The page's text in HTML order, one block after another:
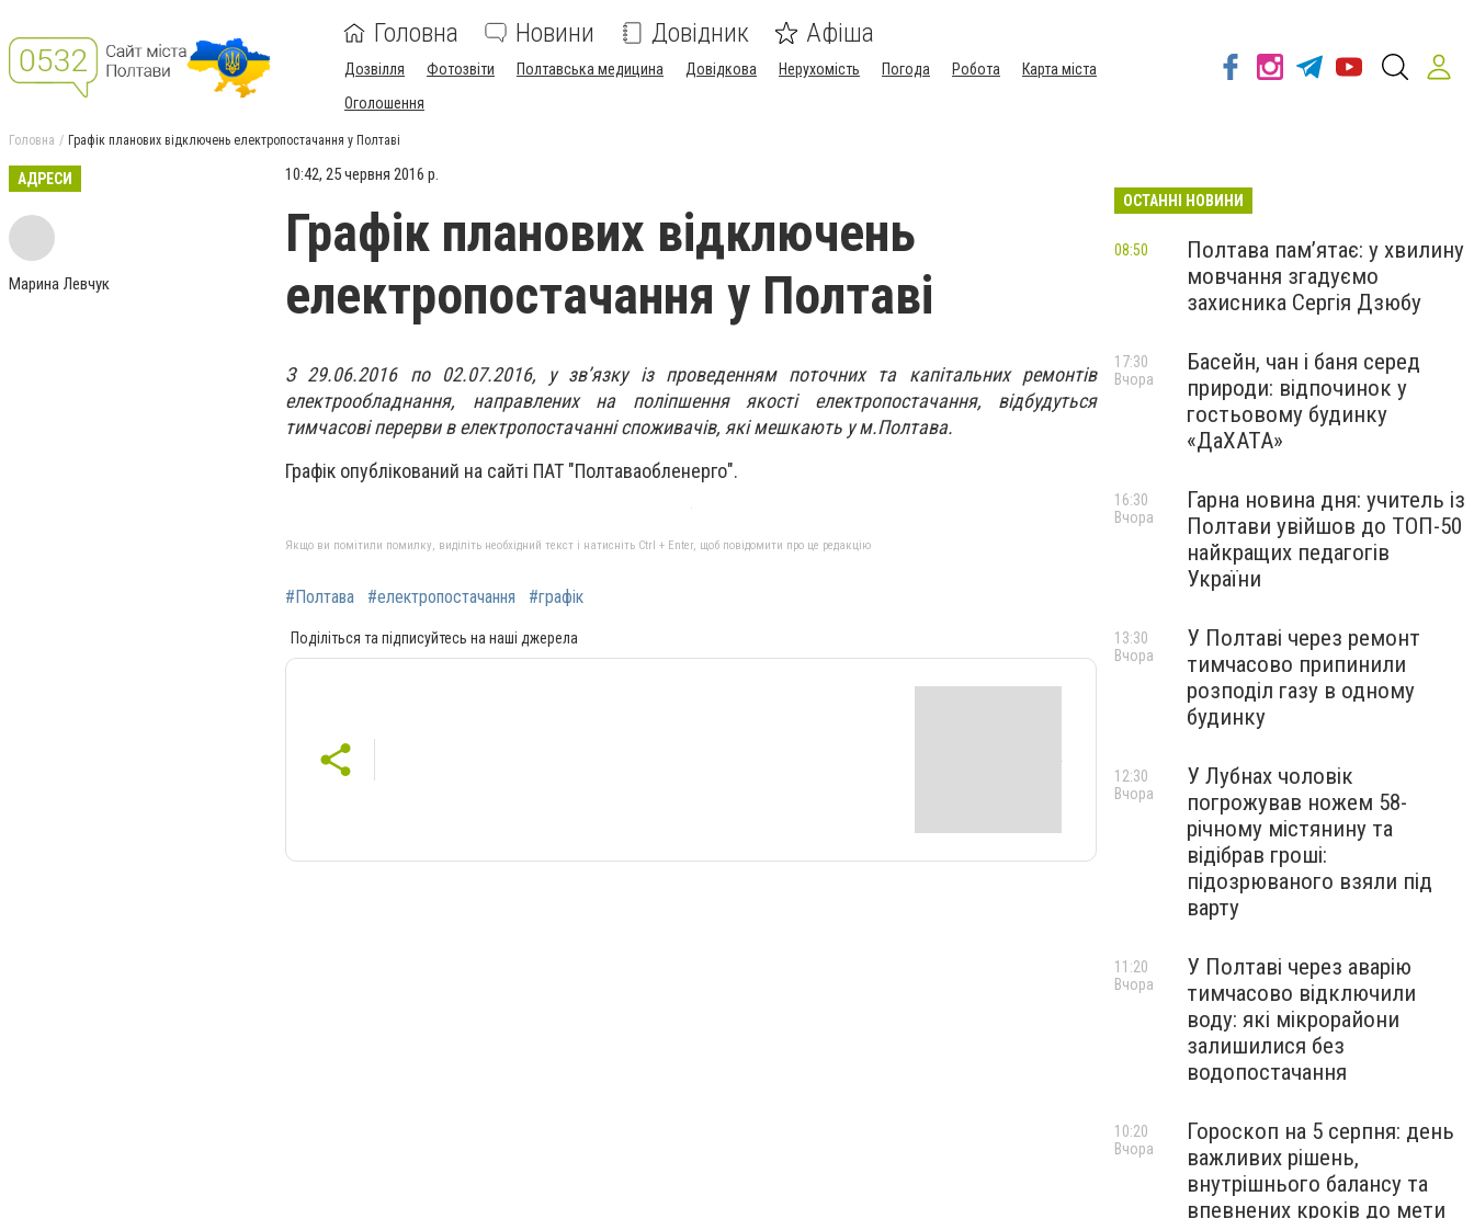
Головна Новини Довідник Афіша
Дозвілля Фотозвіти Полтавська медицина Довідкова Нерухомість Погода Робота
Карта міста
Оголошення
Головна Графік планових відключень електропостачання у Полтаві
АДРЕСИ
Марина Левчук
10:42, 25 червня 2016 р.
Графік планових відключень
електропостачання у Полтаві
З 29.06.2016 по 02.07.2016, у зв’язку із проведенням поточних та капітальних ремонтів
електрообладнання, направлених на поліпшення якості електропостачання, відбудуться
тимчасові перерви в електропостачанні споживачів, які мешкають у м.Полтава.
Графік опублікований на сайті ПАТ "Полтаваобленерго".
Якщо ви помітили помилку, виділіть необхідний текст і натисніть Ctrl + Enter, щоб повідомити про це редакцію
#Полтава #електропостачання #графік
Поділіться та підписуйтесь на наші джерела
ОСТАННІ НОВИНИ
Полтава пам’ятає: у хвилину
мовчання згадуємо
захисника Сергія Дзюбу
08:50
Басейн, чан і баня серед
природи: відпочинок у
гостьовому будинку
«ДаХАТА»
17:30
Вчора
Гарна новина дня: учитель із
Полтави увійшов до ТОП-50
найкращих педагогів
України
16:30
Вчора
У Полтаві через ремонт
тимчасово припинили
розподіл газу в одному
будинку
13:30
Вчора
У Лубнах чоловік
погрожував ножем 58-
річному містянину та
відібрав гроші:
підозрюваного взяли під
варту
12:30
Вчора
У Полтаві через аварію
тимчасово відключили
воду: які мікрорайони
залишилися без
водопостачання
11:20
Вчора
Гороскоп на 5 серпня: день
важливих рішень,
внутрішнього балансу та
впевнених кроків до мети
10:20
Вчора